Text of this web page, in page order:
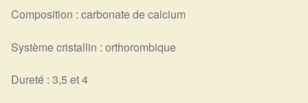
Composition : carbonate de calcium
Système cristallin : orthorombique
Dureté : 3,5 et 4